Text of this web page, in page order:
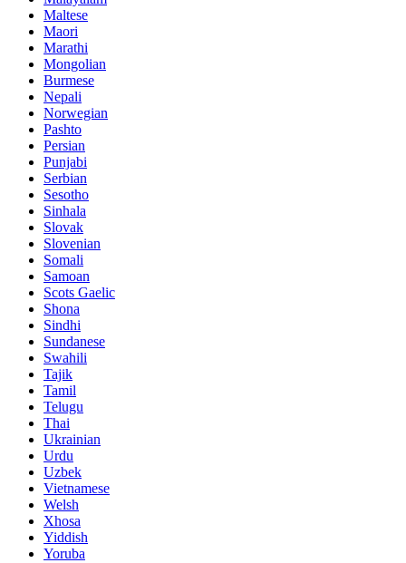
Maltese
Maori
Marathi
Mongolian
Burmese
Nepali
Norwegian
Pashto
Persian
Punjabi
Serbian
Sesotho
Sinhala
Slovak
Slovenian
Somali
Samoan
Scots Gaelic
Shona
Sindhi
Sundanese
Swahili
Tajik
Tamil
Telugu
Thai
Ukrainian
Urdu
Uzbek
Vietnamese
Welsh
Xhosa
Yiddish
Yoruba